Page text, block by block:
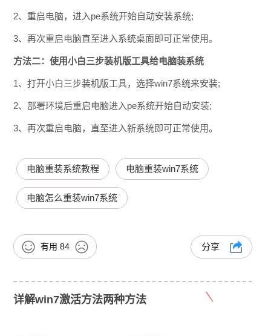
2、重启电脑，进入pe系统开始自动安装系统;
3、再次重启电脑直至进入系统桌面即可正常使用。
方法二：使用小白三步装机版工具给电脑装系统
1、打开小白三步装机版工具，选择win7系统来安装;
2、部署环境后重启电脑进入pe系统开始自动安装;
3、再次重启电脑，直至进入新系统即可正常使用。
电脑重装系统教程 电脑重装win7系统
电脑怎么重装win7系统
有用 84 分享
详解win7激活方法两种方法